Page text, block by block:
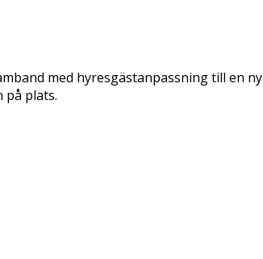
med hyresgästanpassning till en ny
på plats.